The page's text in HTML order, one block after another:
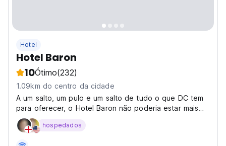
Hotel
Hotel Baron
10Ótimo(232)
1.09km do centro da cidade
A um salto, um pulo e um salto de tudo o que DC tem
para oferecer, o Hotel Baron não poderia estar mais
convenientemente localizado.
hospedados